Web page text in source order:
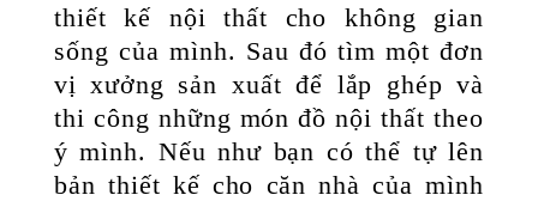
thiết kế nội thất cho không gian
sống của mình. Sau đó tìm một đơn
vị xưởng sản xuất để lắp ghép và
thi công những món đồ nội thất theo
ý mình. Nếu như bạn có thể tự lên
bản thiết kế cho căn nhà của mình